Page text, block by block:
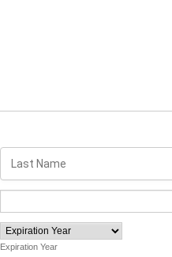
Expiration Year